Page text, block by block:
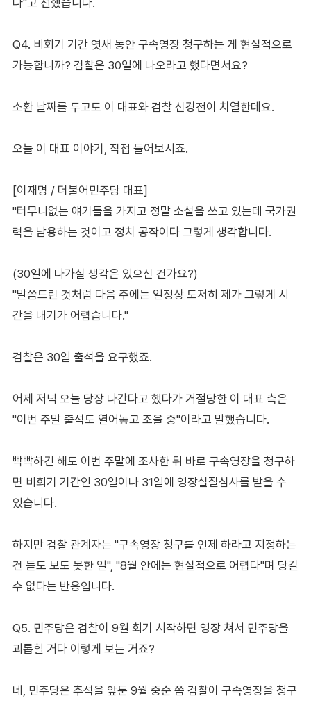
Q4. 비회기 기간 엿새 동안 구속영장 청구하는 게 현실적으로
가능합니까? 검찰은 30일에 나오라고 했다면서요?
소환 날짜를 두고도 이 대표와 검찰 신경전이 치열한데요.
오늘 이 대표 이야기, 직접 들어보시죠.
[이재명 / 더불어민주당 대표]
"터무니없는 얘기들을 가지고 정말 소설을 쓰고 있는데 국가권
력을 남용하는 것이고 정치 공작이다 그렇게 생각합니다.
(30일에 나가실 생각은 있으신 건가요?)
"말씀드린 것처럼 다음 주에는 일정상 도저히 제가 그렇게 시
간을 내기가 어렵습니다."
검찰은 30일 출석을 요구했죠.
어제 저녁 오늘 당장 나간다고 했다가 거절당한 이 대표 측은
"이번 주말 출석도 열어놓고 조율 중"이라고 말했습니다.
빡빡하긴 해도 이번 주말에 조사한 뒤 바로 구속영장을 청구하
면 비회기 기간인 30일이나 31일에 영장실질심사를 받을 수
있습니다.
하지만 검찰 관계자는 "구속영장 청구를 언제 하라고 지정하는
건 듣도 보도 못한 일", "8월 안에는 현실적으로 어렵다"며 당길
수 없다는 반응입니다.
Q5. 민주당은 검찰이 9월 회기 시작하면 영장 쳐서 민주당을
괴롭힐 거다 이렇게 보는 거죠?
네, 민주당은 추석을 앞둔 9월 중순 쯤 검찰이 구속영장을 청구